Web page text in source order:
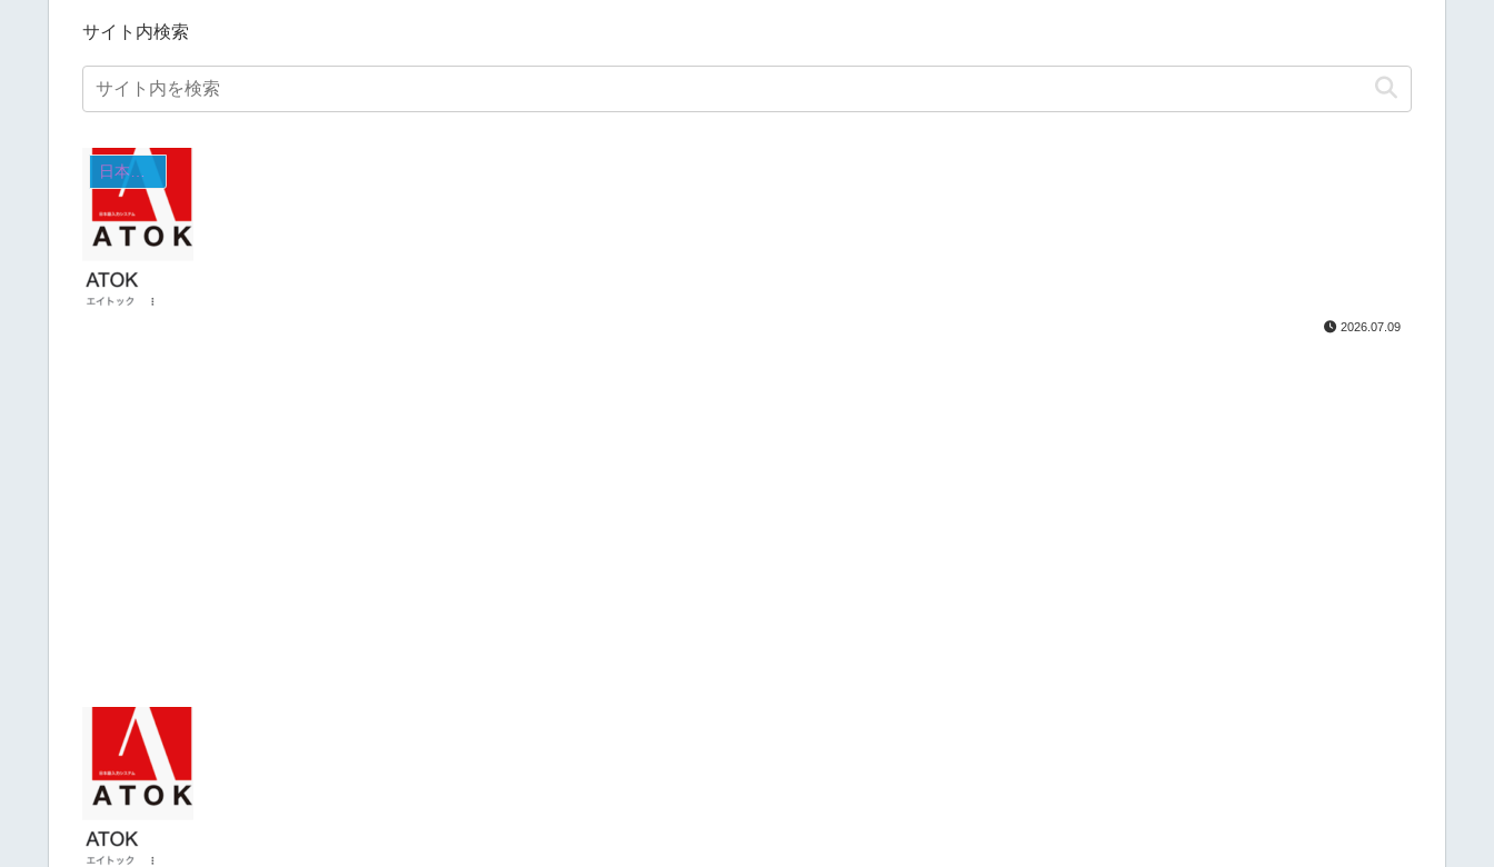
サイト内検索
日本語入力
2026.07.09